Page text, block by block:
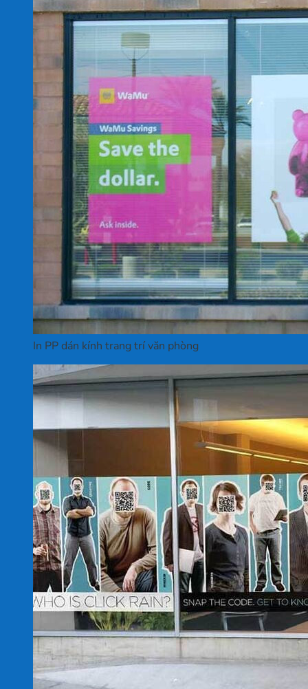
In PP dán kính trang trí văn phòng